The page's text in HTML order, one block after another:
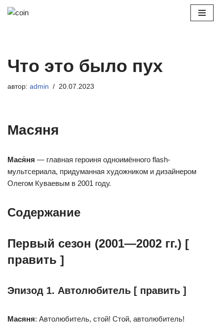
Что это было пух
автор: admin 20.07.2023
Масяня
Мася́ня — главная героиня одноимённого flash-
мультсериала, придуманная художником и дизайнером
Олегом Куваевым в 2001 году.
Содержание
Первый сезон (2001—2002 гг.) [
править ]
Эпизод 1. Автолюбитель [ править ]
Масяня: Автолюбитель, стой! Стой, автолюбитель!